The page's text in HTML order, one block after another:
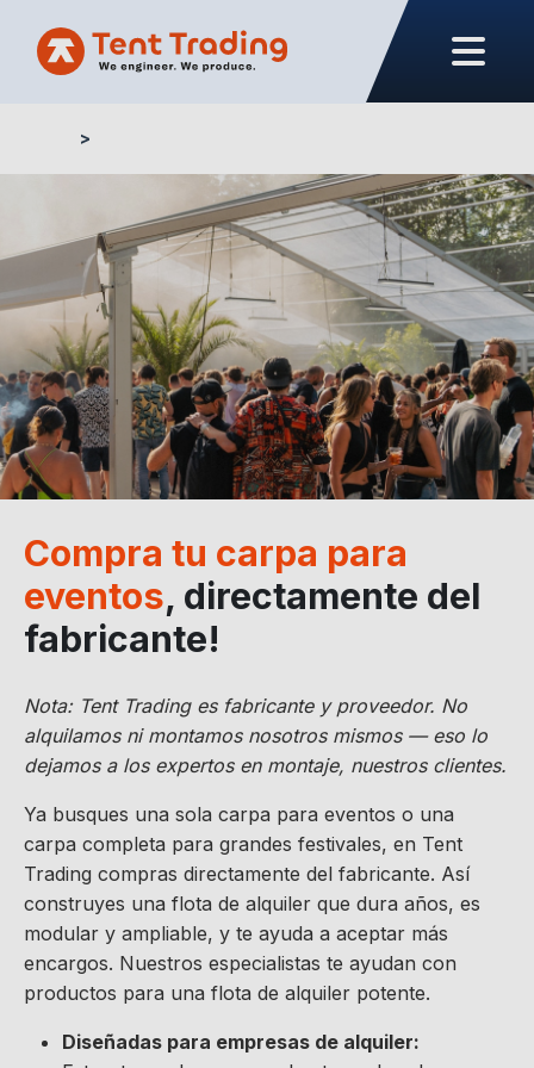
Compra tu carpa para
eventos, directamente del
fabricante!
Nota: Tent Trading es fabricante y proveedor. No
alquilamos ni montamos nosotros mismos — eso lo
dejamos a los expertos en montaje, nuestros clientes.
Ya busques una sola carpa para eventos o una
carpa completa para grandes festivales, en Tent
Trading compras directamente del fabricante. Así
construyes una flota de alquiler que dura años, es
modular y ampliable, y te ayuda a aceptar más
encargos. Nuestros especialistas te ayudan con
productos para una flota de alquiler potente.
Diseñadas para empresas de alquiler: